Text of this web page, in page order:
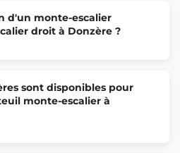
d'un monte-escalier
droit à Donzère ?
sont disponibles pour
monte-escalier à